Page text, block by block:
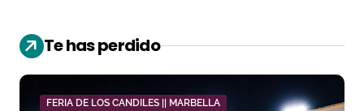
Te has perdido
FERIA DE LOS CANDILES || MARBELLA